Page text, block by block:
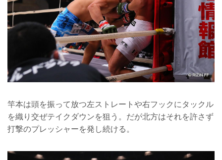
竿本は頭を振って放つ左ストレートや右フックにタックル
を織り交ぜテイクダウンを狙う。だが北方はそれを許さず
打撃のプレッシャーを発し続ける。